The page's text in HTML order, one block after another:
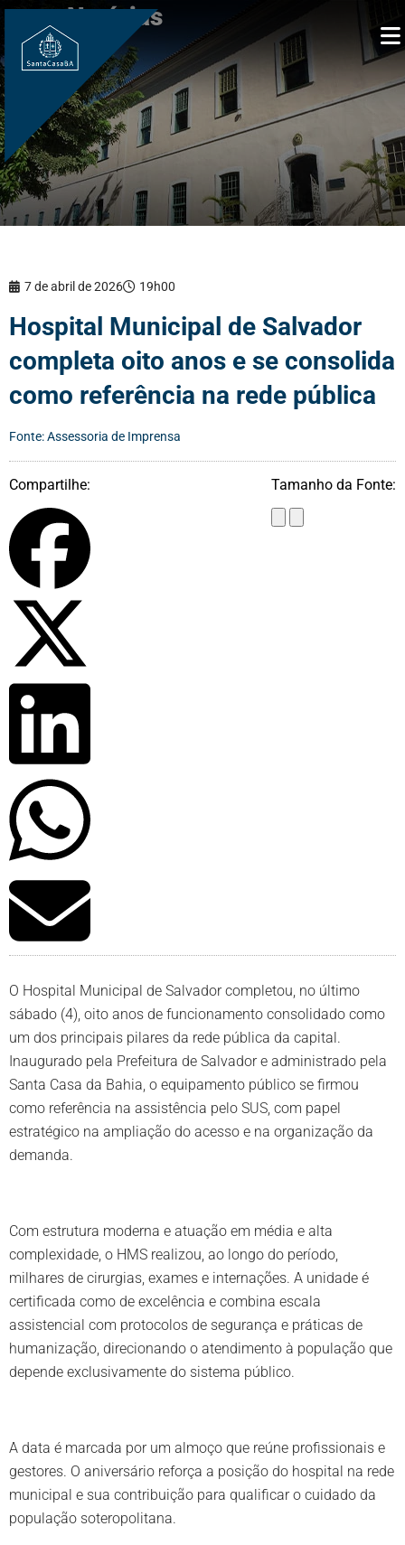
Notícias
7 de abril de 2026 19h00
Hospital Municipal de Salvador
completa oito anos e se consolida
como referência na rede pública
Fonte: Assessoria de Imprensa
Compartilhe: Tamanho da Fonte:
O Hospital Municipal de Salvador completou, no último
sábado (4), oito anos de funcionamento consolidado como
um dos principais pilares da rede pública da capital.
Inaugurado pela Prefeitura de Salvador e administrado pela
Santa Casa da Bahia, o equipamento público se firmou
como referência na assistência pelo SUS, com papel
estratégico na ampliação do acesso e na organização da
demanda.
Com estrutura moderna e atuação em média e alta
complexidade, o HMS realizou, ao longo do período,
milhares de cirurgias, exames e internações. A unidade é
certificada como de excelência e combina escala
assistencial com protocolos de segurança e práticas de
humanização, direcionando o atendimento à população que
depende exclusivamente do sistema público.
A data é marcada por um almoço que reúne profissionais e
gestores. O aniversário reforça a posição do hospital na rede
municipal e sua contribuição para qualificar o cuidado da
população soteropolitana.